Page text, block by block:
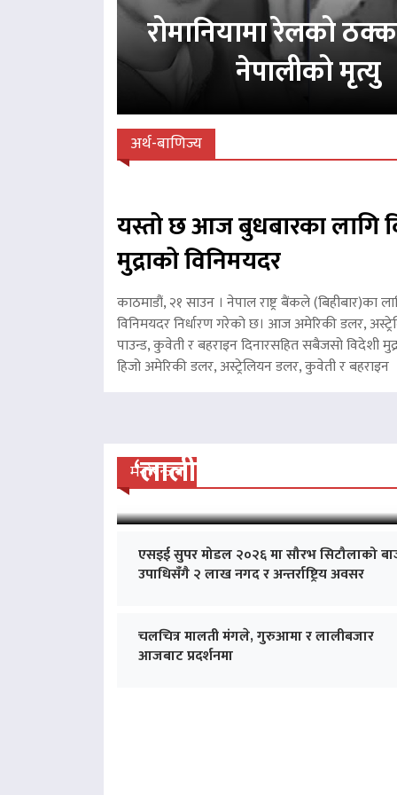
रोमानियामा रेलको
नेपालीको मृत्यु
अर्थ-बाणिज्य
यस्तो छ आज बुधबारका लागि
मुद्राको विनिमयदर
काठमाडौं, २१ साउन । नेपाल राष्ट्र बैंकले (बिहीबार)का
विनिमयदर निर्धारण गरेको छ। आज अमेरिकी डलर,
पाउन्ड, कुवेती र बहराइन दिनारसहित सबैजसो विदेशी
हिजो अमेरिकी डलर, अस्ट्रेलियन डलर, कुवेती र
मनोरन्जन
‘लालीबजार’को सफल
एसइई सुपर मोडल २०२६ मा सौरभ सिटौलाको
उपाधिसँगै २ लाख नगद र अन्तर्राष्ट्रिय अवसर
चलचित्र मालती मंगले, गुरुआमा र लालीबजार
आजबाट प्रदर्शनमा